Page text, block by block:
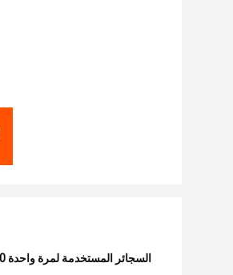
السجائر المستخدمة لمرة واحدة 10000 نفخة